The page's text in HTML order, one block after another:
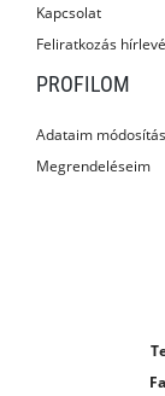
Kapcsolat
Feliratkozás
PROFILOM
Adataim
Megrendeléseim